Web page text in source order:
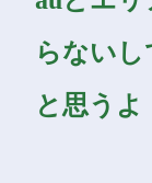
らない
と思うよ